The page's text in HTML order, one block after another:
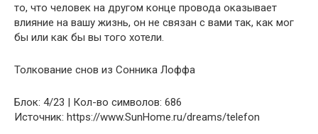
то, что человек на другом конце провода оказывает
влияние на вашу жизнь, он не связан с вами так, как мог
бы или как бы вы того хотели.
Толкование снов из Сонника Лоффа
Блок: 4/23 | Кол-во символов: 686
Источник: https://www.SunHome.ru/dreams/telefon